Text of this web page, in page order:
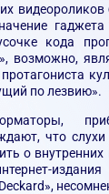
видеороликов
кода
возможно,
по лезвию».
что
о